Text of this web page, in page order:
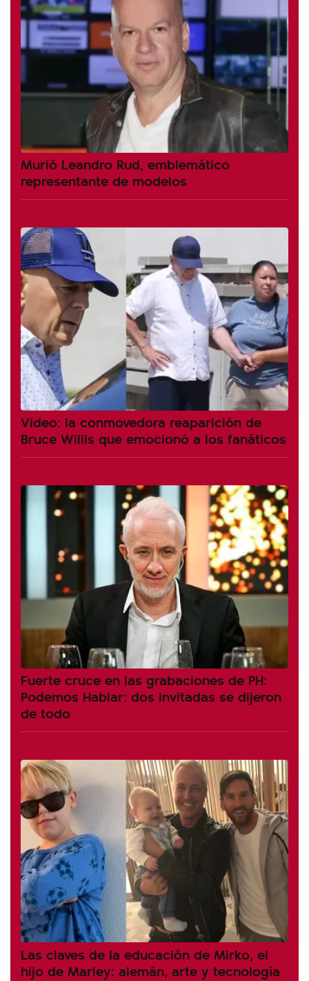
Murió Leandro Rud, emblemático
representante de modelos
Video: la conmovedora reaparición de
Bruce Willis que emocionó a los fanáticos
Fuerte cruce en las grabaciones de PH:
Podemos Hablar: dos invitadas se dijeron
de todo
Las claves de la educación de Mirko, el
hijo de Marley: alemán, arte y tecnología